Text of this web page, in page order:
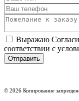
Выражаю
соответствии с
© 2026 Копирование